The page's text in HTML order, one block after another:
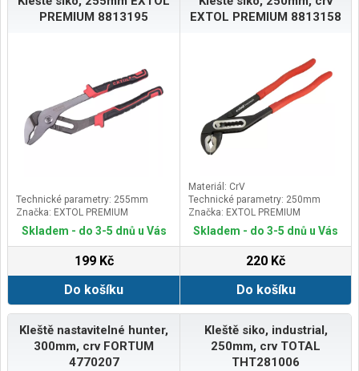
PREMIUM 8813195
Technické parametry: 255mm
Značka: EXTOL PREMIUM
Skladem - do 3-5 dnů u Vás
199 Kč
Do košíku
EXTOL PREMIUM 8813158
Materiál: CrV
Technické parametry: 250mm
Značka: EXTOL PREMIUM
Skladem - do 3-5 dnů u Vás
220 Kč
Do košíku
Kleště nastavitelné hunter,
300mm, crv FORTUM
4770207
Kleště siko, industrial,
250mm, crv TOTAL
THT281006